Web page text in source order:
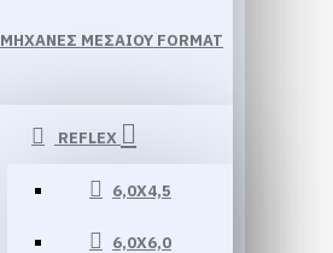
ΜΗΧΑΝΕΣ ΜΕΣΑΙΟΥ FORMAT
REFLEX
6,0Χ4,5
6,0Χ6,0